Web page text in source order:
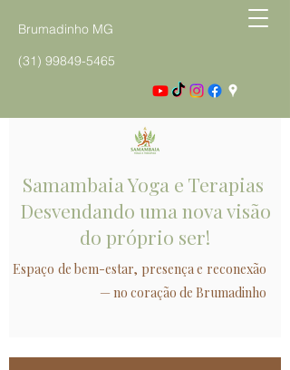
Brumadinho MG
(31) 99849-5465
Samambaia Yoga e Terapias
Desvendando uma nova visão
do próprio ser!
Espaço de bem-estar, presença e reconexão
— no coração de Brumadinho